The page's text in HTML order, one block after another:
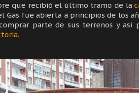
que recibió el último tramo de la
Gas fue abierta a principios de los
parte de sus terrenos y